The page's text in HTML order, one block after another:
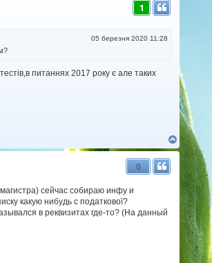
1
05 березня 2020 11:28
питаннях 2017 року є але таких
Д
о
и
0
сейчас собираю инфу и
какую нибудь с податкової?
в реквизитах где-то? (На данный